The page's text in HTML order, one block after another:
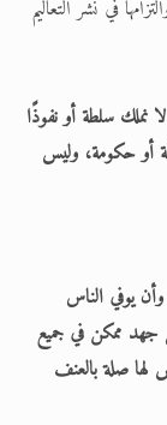
في نشر التعاليم
نملك سلطة أو نفوذًا
أو حكومة، وليس
يوفي الناس
ممكن في جميع
لها صلة بالعنف